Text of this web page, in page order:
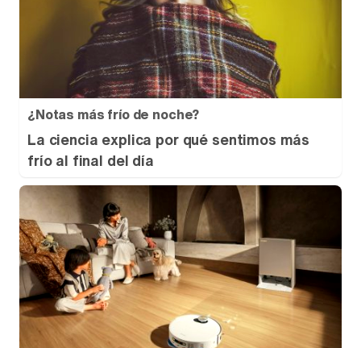
¿Notas más frío de noche?
La ciencia explica por qué sentimos más
frío al final del día